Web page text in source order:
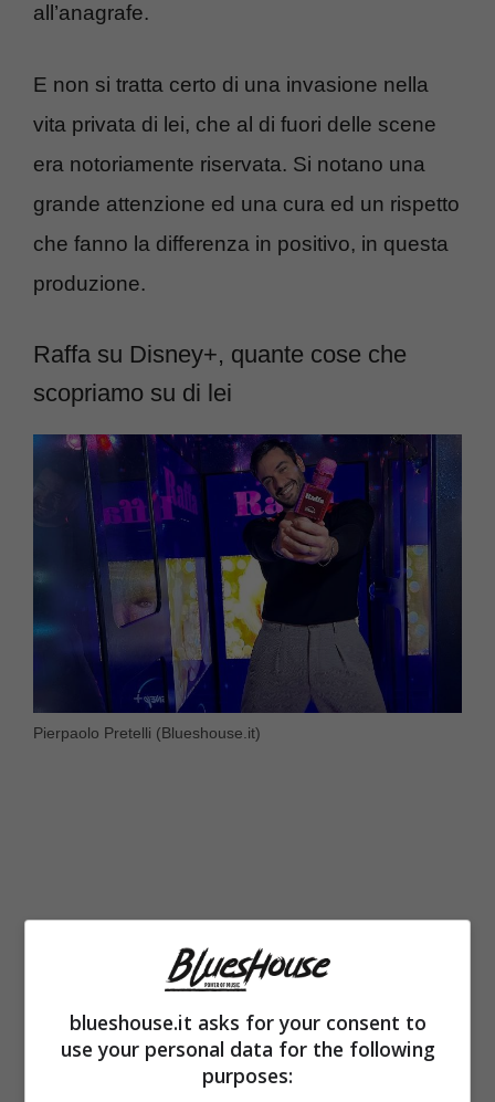
all’anagrafe.
E non si tratta certo di una invasione nella
vita privata di lei, che al di fuori delle scene
era notoriamente riservata. Si notano una
grande attenzione ed una cura ed un rispetto
che fanno la differenza in positivo, in questa
produzione.
Raffa su Disney+, quante cose che
scopriamo su di lei
Pierpaolo Pretelli (Blueshouse.it)
Essere Raffaella Carrà è stato meraviglioso,
blueshouse.it asks for your consent to
use your personal data for the following
purposes: